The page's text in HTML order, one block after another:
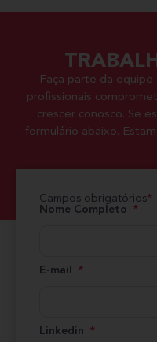
Faça parte da
profissionais
crescer conosco. Se
formulário abaixo.
Campos obrigatórios*
Nome Completo
E-mail
Linkedin